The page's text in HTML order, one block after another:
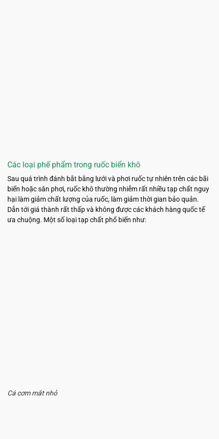
Các loại phế phẩm trong ruốc biển khô
Sau quá trình đánh bắt bằng lưới và phơi ruốc tự nhiên trên các bãi
biển hoặc sân phơi, ruốc khô thường nhiễm rất nhiều tạp chất nguy
hại làm giảm chất lượng của ruốc, làm giảm thời gian bảo quản.
Dẫn tới giá thành rất thấp và không được các khách hàng quốc tế
ưa chuộng. Một số loại tạp chất phổ biến như:
Cá cơm mắt nhỏ